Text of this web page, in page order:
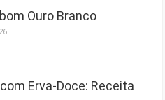
Ouro Branco
Erva-Doce: Receita